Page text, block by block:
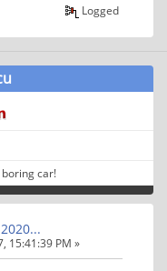
Logged
car!
15:41:39 PM »